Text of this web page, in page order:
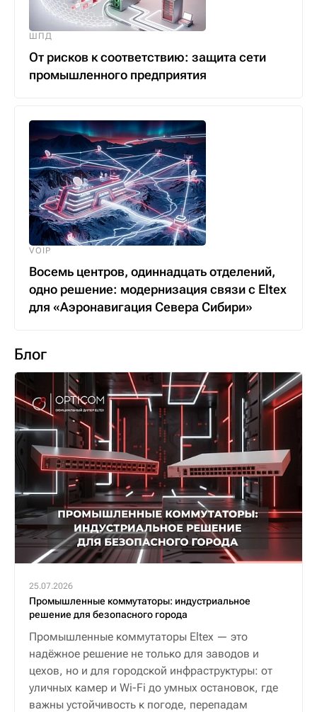
ШПД
От рисков к соответствию: защита сети
промышленного предприятия
VOIP
Восемь центров, одиннадцать отделений,
одно решение: модернизация связи с Eltex
для «Аэронавигация Севера Сибири»
Блог
25.07.2026
Промышленные коммутаторы: индустриальное
решение для безопасного города
Промышленные коммутаторы Eltex — это
надёжное решение не только для заводов и
цехов, но и для городской инфраструктуры: от
уличных камер и Wi-Fi до умных остановок, где
важны устойчивость к погоде, перепадам